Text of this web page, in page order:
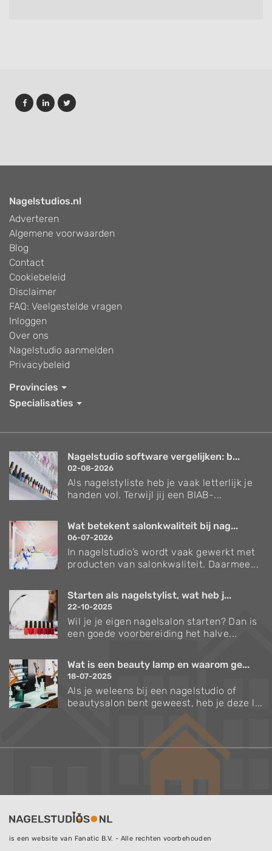
Nagelstudios.nl
Adverteren
Algemene voorwaarden
Blog
Contact
Cookiebeleid
Disclaimer
FAQ: Veelgestelde vragen
Inloggen
Over ons
Nagelstudio aanmelden
Privacybeleid
Provincies
Specialisaties
Nagelstudio software vergelijken: b...
02-08-2026
Als nagelstyliste heb je vaak letterlijk je
handen vol. Terwijl jij een BIAB-...
Wat betekent salonkwaliteit bij nag...
06-07-2026
In nagelstudio’s wordt vaak gewerkt met
producten van salonkwaliteit. Daarmee...
Starten als nagelstylist, wat heb j...
22-10-2025
Wil je je eigen nagelsalon starten? Dan is
een goede voorbereiding het halve...
Wat is een beauty lamp en waarom ge...
18-07-2025
Als je weleens bij een nagelstudio of
beautysalon bent geweest, heb je deze l...
is een website van Fanatic B.V. - Alle rechten voorbehouden